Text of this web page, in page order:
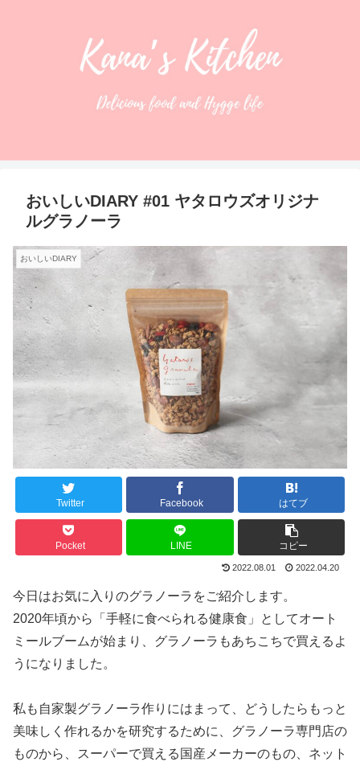
おいしいDIARY #01 ヤタロウズオリジナ
ルグラノーラ
おいしいDIARY
Twitter Facebook はてブ
Pocket LINE コピー
2022.08.01 2022.04.20
今日はお気に入りのグラノーラをご紹介します。
2020年頃から「手軽に食べられる健康食」としてオート
ミールブームが始まり、グラノーラもあちこちで買えるよ
うになりました。
私も自家製グラノーラ作りにはまって、どうしたらもっと
美味しく作れるかを研究するために、グラノーラ専門店の
ものから、スーパーで買える国産メーカーのもの、ネット